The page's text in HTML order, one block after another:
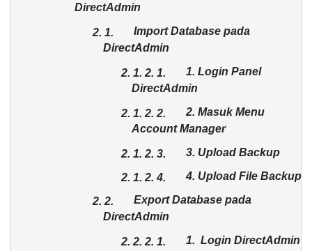
DirectAdmin
2. 1.
Import Database pada
DirectAdmin
2. 1. 2. 1.
1. Login Panel
DirectAdmin
2. 1. 2. 2.
2. Masuk Menu
Account Manager
2. 1. 2. 3. 3. Upload Backup
2. 1. 2.4. 4. Upload File Backup
2. 2.
Export Database pada
DirectAdmin
2. 2. 2. 1. 1. Login DirectAdmin